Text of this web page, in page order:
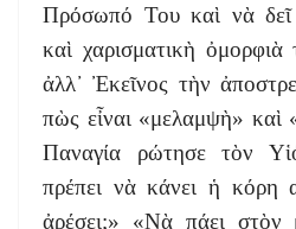
Πρόσωπό Του καὶ νὰ δεῖ
καὶ χαρισματικὴ ὀμορφιὰ
ἀλλ᾿ Ἐκεῖνος τὴν
πὼς εἶναι «μελαμψὴ» καὶ
Παναγία ρώτησε τὸν
πρέπει νὰ κάνει ἡ κόρη
ἀρέσει;» «Νὰ πάει στὸν